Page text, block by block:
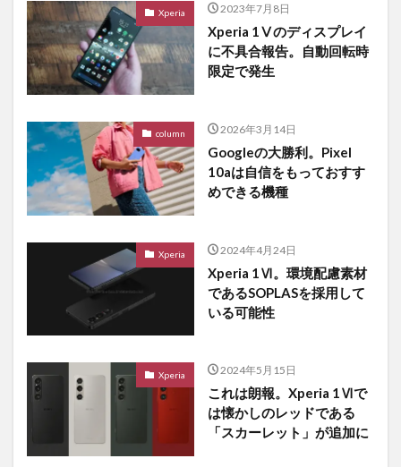
Xperia 2023年7月8日
Xperia 1Ⅴのディスプレイ
に不具合報告。自動回転時
限定で発生
column 2026年3月14日
Googleの大勝利。Pixel
10aは自信をもっておすす
めできる機種
Xperia 2024年4月24日
Xperia 1Ⅵ。環境配慮素材
であるSOPLASを採用して
いる可能性
Xperia 2024年5月15日
これは朗報。Xperia 1Ⅵで
は懐かしのレッドである
「スカーレット」が追加に